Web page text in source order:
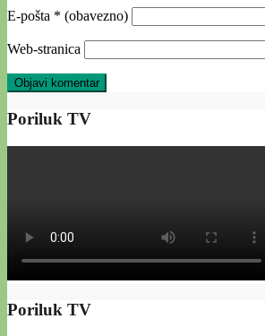
E-pošta * (obavezno)
Web-stranica
Poriluk TV
Poriluk TV